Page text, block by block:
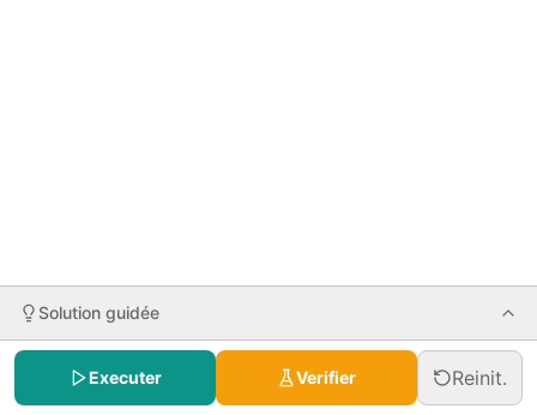
Solution guidée
Executer Verifier Reinit.